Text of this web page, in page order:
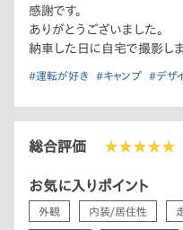
感謝です。
ありがとうございました。
納車した日に自宅で撮影しま
#運転が好き #キャンプ #デザ
総合評価 ★★★★★
お気に入りポイント
外観 内装/居住性